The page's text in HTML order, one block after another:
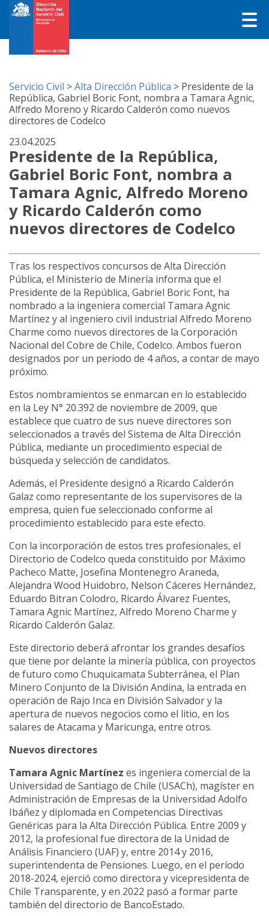
Servicio Civil >Alta Dirección Pública > Presidente de la
República, Gabriel Boric Font, nombra a Tamara Agnic,
Alfredo Moreno y Ricardo Calderón como nuevos
directores de Codelco
23.04.2025
Presidente de la República,
Gabriel Boric Font, nombra a
Tamara Agnic, Alfredo Moreno
y Ricardo Calderón como
nuevos directores de Codelco
Tras los respectivos concursos de Alta Dirección
Pública, el Ministerio de Minería informa que el
Presidente de la República, Gabriel Boric Font, ha
nombrado a la ingeniera comercial Tamara Agnic
Martínez y al ingeniero civil industrial Alfredo Moreno
Charme como nuevos directores de la Corporación
Nacional del Cobre de Chile, Codelco. Ambos fueron
designados por un periodo de 4 años, a contar de mayo
próximo.
Estos nombramientos se enmarcan en lo establecido
en la Ley N° 20.392 de noviembre de 2009, que
establece que cuatro de sus nueve directores son
seleccionados a través del Sistema de Alta Dirección
Pública, mediante un procedimiento especial de
búsqueda y selección de candidatos.
Además, el Presidente designó a Ricardo Calderón
Galaz como representante de los supervisores de la
empresa, quien fue seleccionado conforme al
procedimiento establecido para este efecto.
Con la incorporación de estos tres profesionales, el
Directorio de Codelco queda constituido por Máximo
Pacheco Matte, Josefina Montenegro Araneda,
Alejandra Wood Huidobro, Nelson Cáceres Hernández,
Eduardo Bitran Colodro, Ricardo Álvarez Fuentes,
Tamara Agnic Martínez, Alfredo Moreno Charme y
Ricardo Calderón Galaz.
Este directorio deberá afrontar los grandes desafíos
que tiene por delante la minería pública, con proyectos
de futuro como Chuquicamata Subterránea, el Plan
Minero Conjunto de la División Andina, la entrada en
operación de Rajo Inca en División Salvador y la
apertura de nuevos negocios como el litio, en los
salares de Atacama y Maricunga, entre otros.
Nuevos directores
Tamara Agnic Martínez es ingeniera comercial de la
Universidad de Santiago de Chile (USACh), magíster en
Administración de Empresas de la Universidad Adolfo
Ibáñez y diplomada en Competencias Directivas
Genéricas para la Alta Dirección Pública. Entre 2009 y
2012, la profesional fue directora de la Unidad de
Análisis Financiero (UAF) y, entre 2014 y 2016,
superintendenta de Pensiones. Luego, en el período
2018-2024, ejerció como directora y vicepresidenta de
Chile Transparente, y en 2022 pasó a formar parte
también del directorio de BancoEstado.